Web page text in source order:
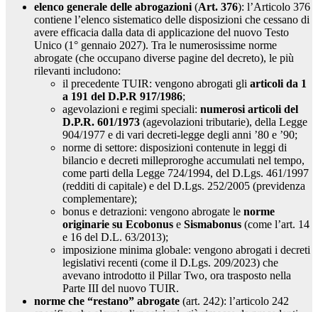
elenco generale delle abrogazioni (Art. 376): l’Articolo 376
contiene l’elenco sistematico delle disposizioni che cessano di
avere efficacia dalla data di applicazione del nuovo Testo
Unico (1° gennaio 2027). Tra le numerosissime norme
abrogate (che occupano diverse pagine del decreto), le più
rilevanti includono:
il precedente TUIR: vengono abrogati gli articoli da 1
a 191 del D.P.R 917/1986;
agevolazioni e regimi speciali: numerosi articoli del
D.P.R. 601/1973 (agevolazioni tributarie), della Legge
904/1977 e di vari decreti-legge degli anni ’80 e ’90;
norme di settore: disposizioni contenute in leggi di
bilancio e decreti milleproroghe accumulati nel tempo,
come parti della Legge 724/1994, del D.Lgs. 461/1997
(redditi di capitale) e del D.Lgs. 252/2005 (previdenza
complementare);
bonus e detrazioni: vengono abrogate le norme
originarie su Ecobonus e Sismabonus (come l’art. 14
e 16 del D.L. 63/2013);
imposizione minima globale: vengono abrogati i decreti
legislativi recenti (come il D.Lgs. 209/2023) che
avevano introdotto il Pillar Two, ora trasposto nella
Parte III del nuovo TUIR.
norme che “restano” abrogate (art. 242): l’articolo 242